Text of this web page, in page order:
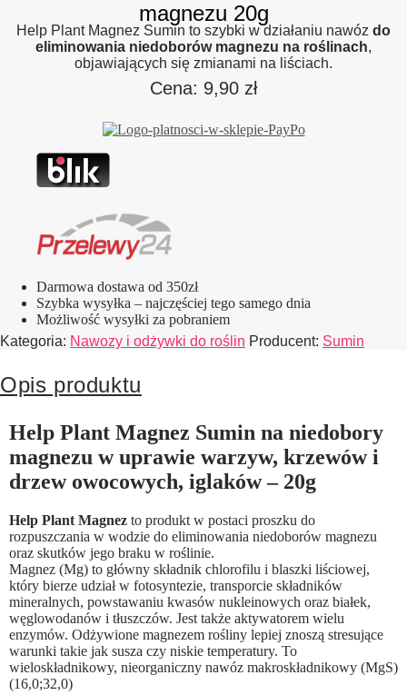
magnezu 20g
Help Plant Magnez Sumin to szybki w działaniu nawóz do
eliminowania niedoborów magnezu na roślinach,
objawiających się zmianami na liściach.
Cena: 9,90 zł
Darmowa dostawa od 350zł
Szybka wysyłka – najczęściej tego samego dnia
Możliwość wysyłki za pobraniem
Kategoria: Nawozy i odżywki do roślin Producent: Sumin
Opis produktu
Help Plant Magnez Sumin na niedobory
magnezu w uprawie warzyw, krzewów i
drzew owocowych, iglaków – 20g
Help Plant Magnez to produkt w postaci proszku do
rozpuszczania w wodzie do eliminowania niedoborów magnezu
oraz skutków jego braku w roślinie.
Magnez (Mg) to główny składnik chlorofilu i blaszki liściowej,
który bierze udział w fotosyntezie, transporcie składników
mineralnych, powstawaniu kwasów nukleinowych oraz białek,
węglowodanów i tłuszczów. Jest także aktywatorem wielu
enzymów. Odżywione magnezem rośliny lepiej znoszą stresujące
warunki takie jak susza czy niskie temperatury. To
wieloskładnikowy, nieorganiczny nawóz makroskładnikowy (MgS)
(16,0;32,0)